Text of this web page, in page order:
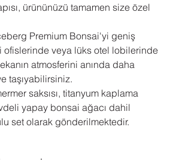
ürününüzü tamamen size özel
Premium Bonsai'yi geniş
ofislerinde veya lüks otel lobilerinde
atmosferini anında daha
taşıyabilirsiniz.
saksısı, titanyum kaplama
yapay bonsai ağacı dahil
set olarak gönderilmektedir.